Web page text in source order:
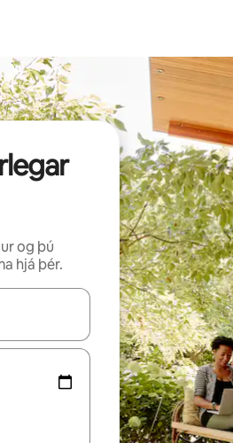
og þú
hjá þér.
upp og niður örvalyklana eða skoða